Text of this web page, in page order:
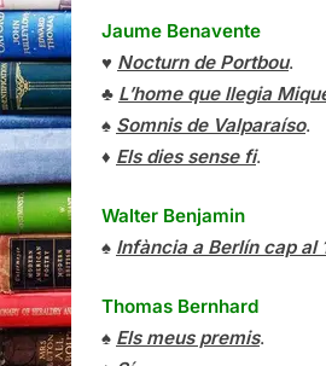
Jaume Benavente
♥ Nocturn de Portbou.
♣ L’home que llegia
♠ Somnis de Valparaíso.
♦ Els dies sense fi.
Walter Benjamin
♠ Infància a Berlín cap al
Thomas Bernhard
♠ Els meus premis.